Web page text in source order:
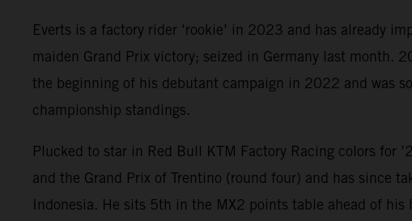
Everts is a factory rider ‘rookie’ in 2023 and has already
maiden Grand Prix victory; seized in Germany last month.
the beginning of his debutant campaign in 2022 and was
championship standings.
Plucked to star in Red Bull KTM Factory Racing colors for
and the Grand Prix of Trentino (round four) and has since
Indonesia. He sits 5th in the MX2 points table ahead of his